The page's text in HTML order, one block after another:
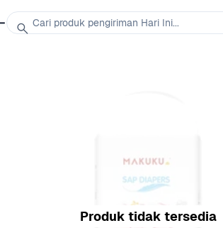
Produk tidak tersedia
Cari produk pengiriman Hari Ini...